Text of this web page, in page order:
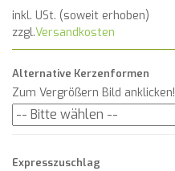
inkl. USt. (soweit erhoben)
zzgl.Versandkosten
Alternative Kerzenformen
Zum Vergrößern Bild anklicken!
Expresszuschlag